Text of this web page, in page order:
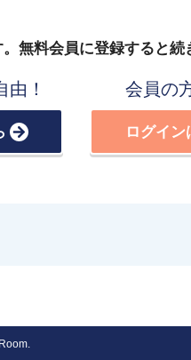
無料会員に登録すると続
！ 会員の
ログイン